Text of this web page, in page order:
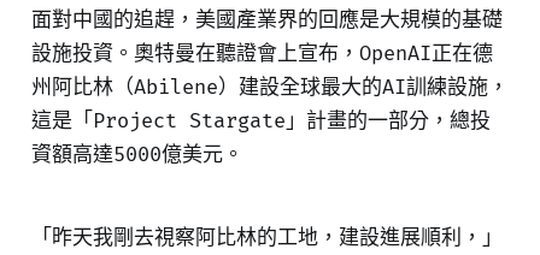
面對中國的追趕，美國產業界的回應是大規模的基礎
設施投資。奧特曼在聽證會上宣布，OpenAI正在德
州阿比林（Abilene）建設全球最大的AI訓練設施，
這是「Project Stargate」計畫的一部分，總投
資額高達5000億美元。
「昨天我剛去視察阿比林的工地，建設進展順利，」